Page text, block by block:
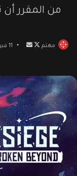
من المقرر أن
مهتم
تابع أرسل 11 فبراير، 2026